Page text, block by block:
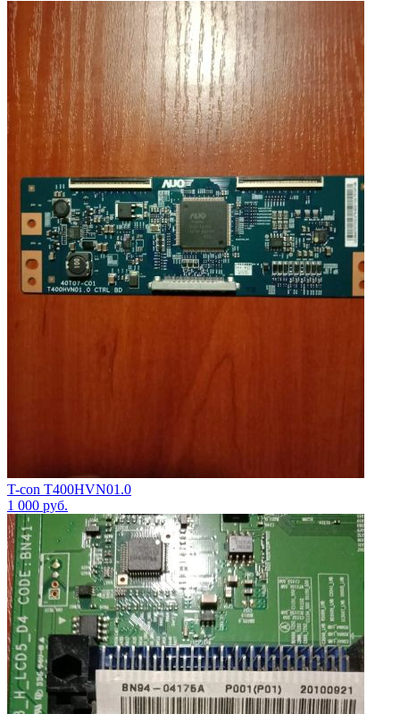
T-con T400HVN01.0
1 000 руб.